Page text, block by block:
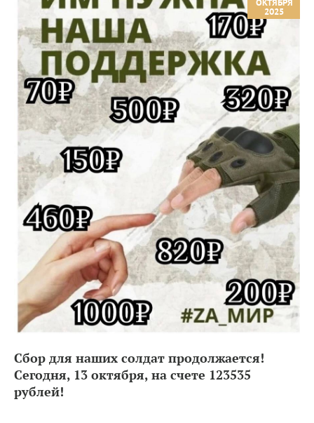
2025
Сбор для наших солдат продолжается!
Сегодня, 13 октября, на счете 123535
рублей!